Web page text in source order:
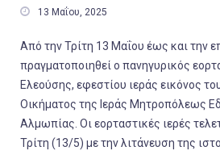
 13 Μαΐου, 2025
Από την Τρίτη 13 Μαΐου έως και την
πραγματοποιηθεί ο πανηγυρικός
Ελεούσης, εφεστίου ιεράς εικόνος
Οικήματος της Ιεράς Μητροπόλεως
Αλμωπίας. Οι εορταστικές ιερές
Τρίτη (13/5) με την λιτάνευση της